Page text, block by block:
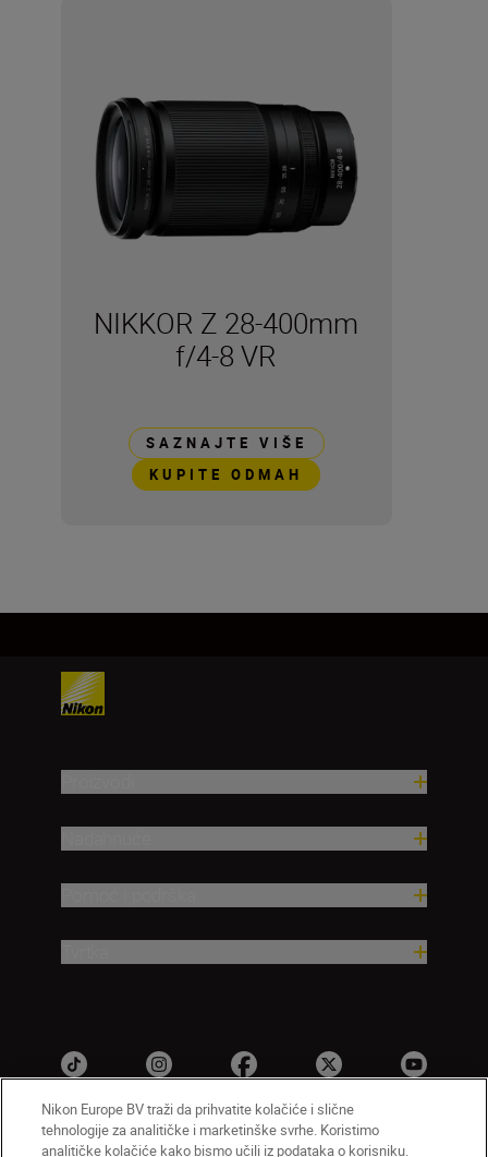
NIKKOR Z 28-400mm
f/4-8 VR
SAZNAJTE VIŠE
KUPITE ODMAH
Nikon Europe BV traži da prihvatite kolačiće i slične
tehnologije za analitičke i marketinške svrhe. Koristimo
analitičke kolačiće kako bismo učili iz podataka o korisniku.